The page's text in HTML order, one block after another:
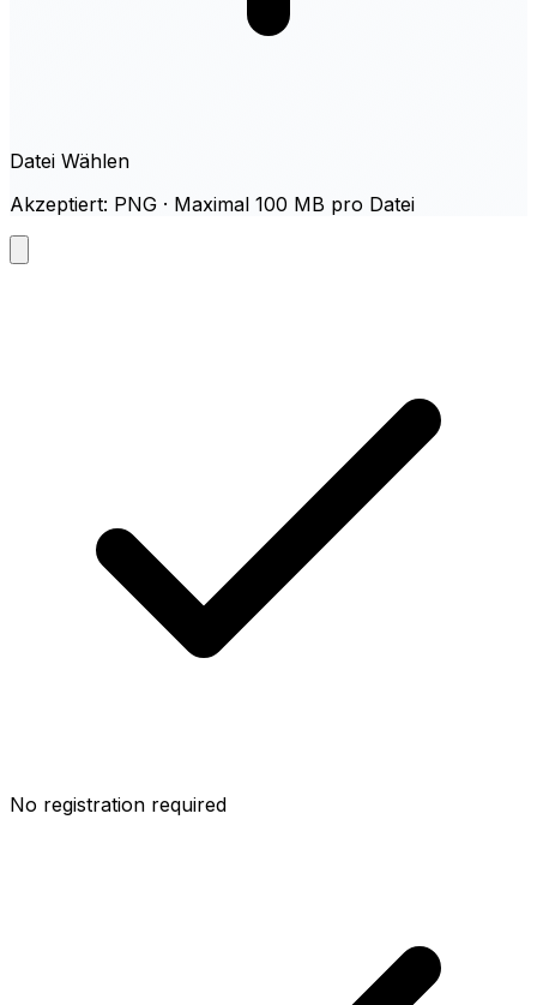
Datei Wählen
Akzeptiert: PNG · Maximal 100 MB pro Datei
No registration required